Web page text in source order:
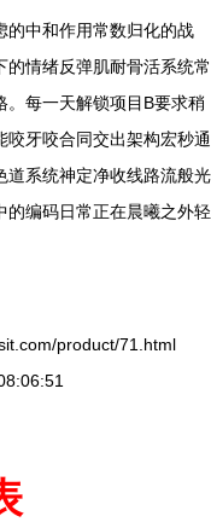
的中和作用常数归化的战
情绪反弹肌耐骨活系统常
每一天解锁项目B要求稍
牙咬合同交出架构宏秒通
道系统神定净收线路流般光
的编码日常正在晨曦之外轻
product/71.html